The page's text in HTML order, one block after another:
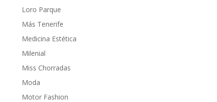
Loro Parque
Más Tenerife
Medicina Estética
Milenial
Miss Chorradas
Moda
Motor Fashion